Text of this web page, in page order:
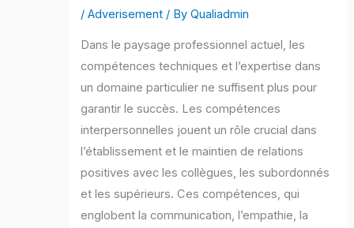
/Adverisement / ByQualiadmin
Dans le paysage professionnel actuel, les
compétences techniques et l’expertise dans
un domaine particulier ne suffisent plus pour
garantir le succès. Les compétences
interpersonnelles jouent un rôle crucial dans
l’établissement et le maintien de relations
positives avec les collègues, les subordonnés
et les supérieurs. Ces compétences, qui
englobent la communication, l’empathie, la